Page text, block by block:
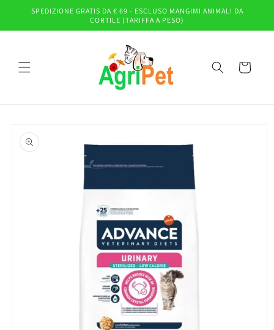
direttamente
SPEDIZIONE GRATIS DA € 69 - ESCLUSO MANGIMI ANIMALI DA
CORTILE (TARIFFA A PESO)
Carrello
informazioni
sul prodotto